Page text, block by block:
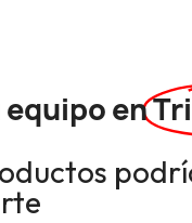
equipo en